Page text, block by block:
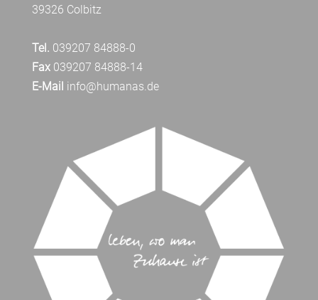
39326 Colbitz
Tel. 039207 84888-0
Fax039207 84888-14
E-Mail info@humanas.de